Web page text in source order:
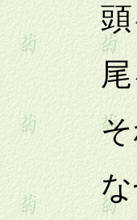
頭を
尾を
それ
なぜ